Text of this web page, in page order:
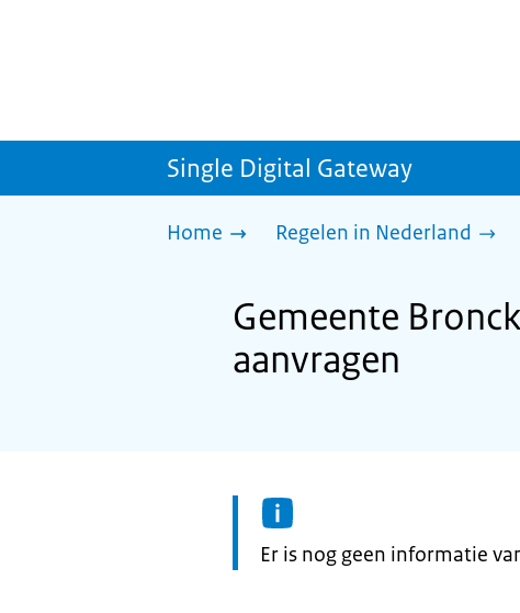
Single Digital Gateway
Home Regelen in Nederland
Gemeente
aanvragen
Informatie:
Er is nog geen informatie